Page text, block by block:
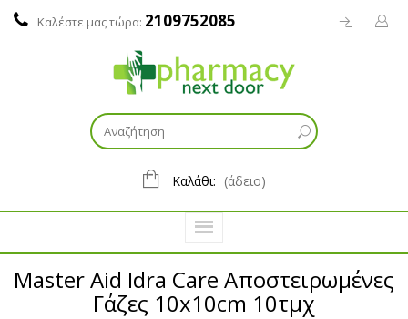
Καλέστε μας τώρα: 2109752085
Καλάθι: (άδειο)
Master Aid Idra Care Αποστειρωμένες
Γάζες 10x10cm 10τμχ